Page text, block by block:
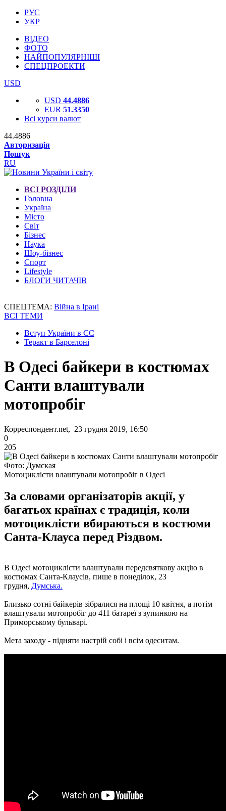
РУС
УКР
ВІДЕО
ФОТО
НАЙПОПУЛЯРНІШІ
СПЕЦПРОЕКТИ
USD
USD 44.4886
EUR 51.3350
Всі курси валют
44.4886
Авторизація
Пошук
RU
ВСІ РОЗДІЛИ
Головна
Україна
Місто
Світ
Бізнес
Наука
Шоу-бізнес
Спорт
Lifestyle
БЛОГИ ЧИТАЧІВ
СПЕЦТЕМА: Війна в Ірані
ВСІ ТЕМИ
Вступ України в ЄС
Теракт в Барселоні
В Одесі байкери в костюмах
Санти влаштували
мотопробіг
Корреспондент.net, 23 грудня 2019, 16:50
0
205
Фото: Думская
Мотоциклісти влаштували мотопробіг в Одесі
За словами організаторів акції, у
багатьох країнах є традиція, коли
мотоциклісти вбираються в костюми
Санта-Клауса перед Різдвом.
В Одесі мотоциклісти влаштували передсвяткову акцію в
костюмах Санта-Клаусів, пише в понеділок, 23
грудня, Думська.
Близько сотні байкерів зібралися на площі 10 квітня, а потім
влаштували мотопробіг до 411 батареї з зупинкою на
Приморському бульварі.
Мета заходу - підняти настрій собі і всім одеситам.